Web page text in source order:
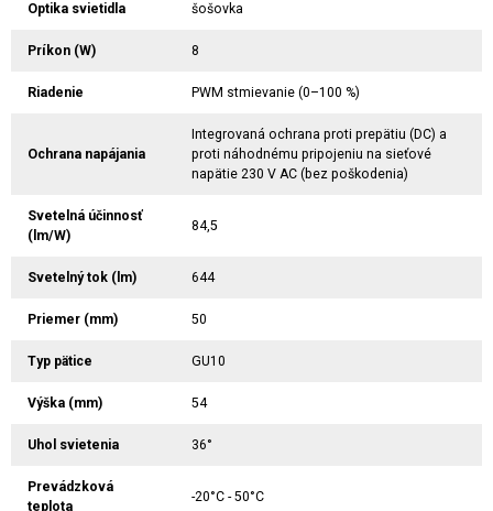
Optika svietidla šošovka
Príkon (W) 8
Riadenie PWM stmievanie (0–100 %)
Ochrana napájania
Integrovaná ochrana proti prepätiu (DC) a
proti náhodnému pripojeniu na sieťové
napätie 230 V AC (bez poškodenia)
Svetelná účinnosť
(lm/W)
84,5
Svetelný tok (lm) 644
Priemer (mm) 50
Typ pätice GU10
Výška (mm) 54
Uhol svietenia 36°
Prevádzková
teplota
-20°C - 50°C